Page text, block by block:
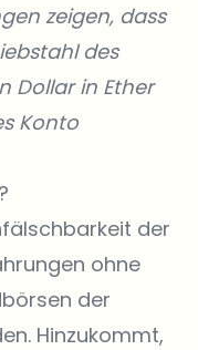
zeigen, dass
des
Dollar in Ether
Konto
der
ohne
der
Hinzukommt,